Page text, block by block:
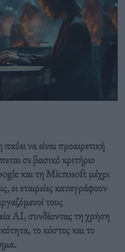
να είναι προαιρετική
σε βασικό κριτήριο
και τη Microsoft μέχρι
οι εταιρείες καταγράφουν
τους
AI, συνδέοντας τη χρήση
το κόστος και το